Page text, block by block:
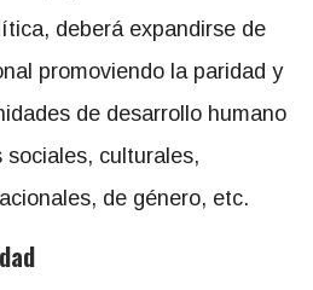
deberá expandirse de
promoviendo la paridad y
de desarrollo humano
culturales,
de género, etc.